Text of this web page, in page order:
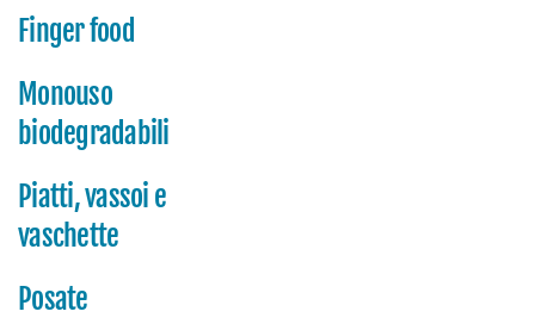
Finger food
Monouso
biodegradabili
Piatti, vassoi e
vaschette
Posate